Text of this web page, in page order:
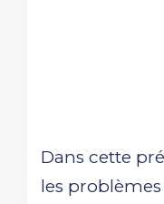
Dans cette
les